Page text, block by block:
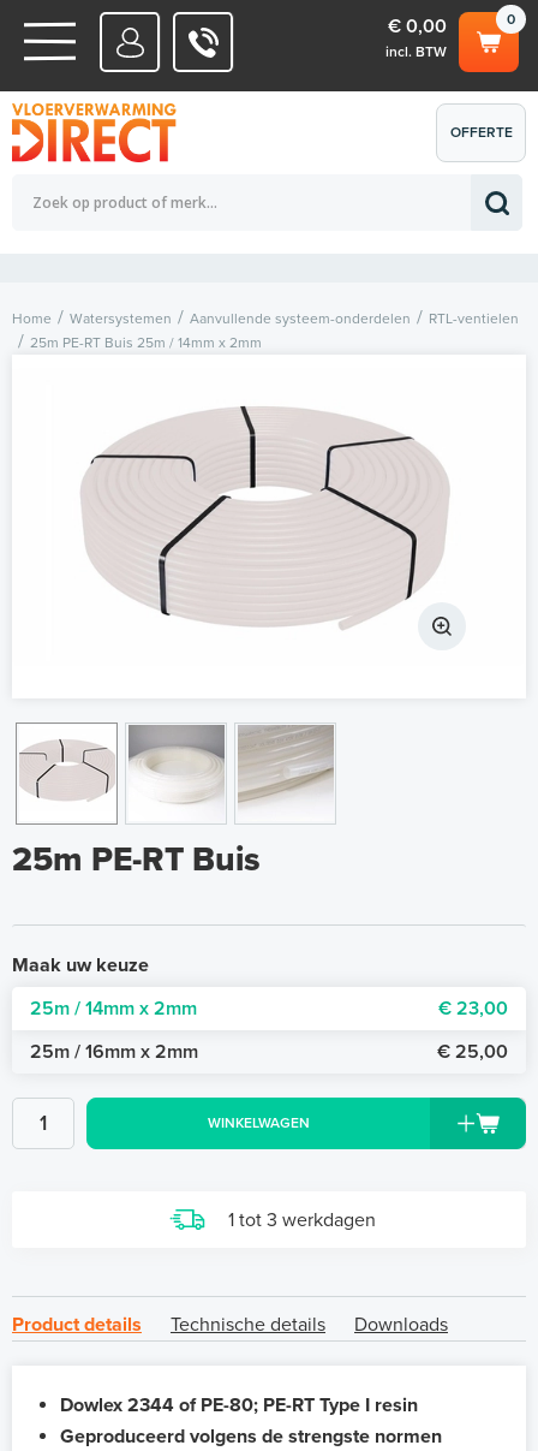
WATERSYSTEMEN
ELEKTRISCHE SYSTEMEN
0
€ 0,00
incl. BTW
Totaalbedrag (incl. BTW) € 0,00
OFFERTE
AANVRAGEN
Home Watersystemen Aanvullende systeem-onderdelen
RTL-ventielen
25m PE-RT Buis 25m / 14mm x 2mm
25m PE-RT Buis
Maak uw keuze
25m / 14mm x 2mm
€ 23,00
25m / 16mm x 2mm
€ 25,00
WINKELWAGEN
1 tot 3 werkdagen
Product details Technische details Downloads
Dowlex 2344 of PE-80; PE-RT Type I resin
Geproduceerd volgens de strengste normen